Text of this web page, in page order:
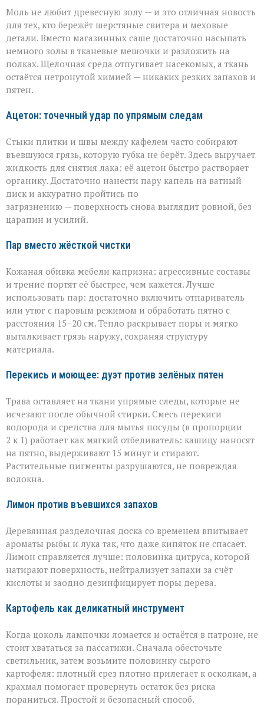
Моль не любит древесную золу — и это отличная новость
для тех, кто бережёт шерстяные свитера и меховые
детали. Вместо магазинных саше достаточно насыпать
немного золы в тканевые мешочки и разложить на
полках. Щелочная среда отпугивает насекомых, а ткань
остаётся нетронутой химией — никаких резких запахов и
пятен.
Ацетон: точечный удар по упрямым следам
Стыки плитки и швы между кафелем часто собирают
въевшуюся грязь, которую губка не берёт. Здесь выручает
жидкость для снятия лака: её ацетон быстро растворяет
органику. Достаточно нанести пару капель на ватный
диск и аккуратно пройтись по
загрязнению — поверхность снова выглядит ровной, без
царапин и усилий.
Пар вместо жёсткой чистки
Кожаная обивка мебели капризна: агрессивные составы
и трение портят её быстрее, чем кажется. Лучше
использовать пар: достаточно включить отпариватель
или утюг с паровым режимом и обработать пятно с
расстояния 15–20 см. Тепло раскрывает поры и мягко
выталкивает грязь наружу, сохраняя структуру
материала.
Перекись и моющее: дуэт против зелёных пятен
Трава оставляет на ткани упрямые следы, которые не
исчезают после обычной стирки. Смесь перекиси
водорода и средства для мытья посуды (в пропорции
2 к 1) работает как мягкий отбеливатель: кашицу наносят
на пятно, выдерживают 15 минут и стирают.
Растительные пигменты разрушаются, не повреждая
волокна.
Лимон против въевшихся запахов
Деревянная разделочная доска со временем впитывает
ароматы рыбы и лука так, что даже кипяток не спасает.
Лимон справляется лучше: половинка цитруса, которой
натирают поверхность, нейтрализует запахи за счёт
кислоты и заодно дезинфицирует поры дерева.
Картофель как деликатный инструмент
Когда цоколь лампочки ломается и остаётся в патроне, не
стоит хвататься за пассатижи. Сначала обесточьте
светильник, затем возьмите половинку сырого
картофеля: плотный срез плотно прилегает к осколкам, а
крахмал помогает провернуть остаток без риска
пораниться. Простой и безопасный способ.